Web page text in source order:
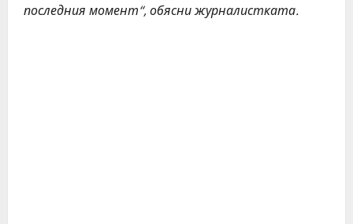
последния момент“, обясни журналистката.